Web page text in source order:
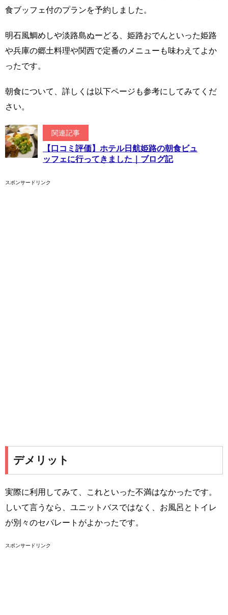
食ブッフェ付のプランを予約しました。
明石風鯛めしや淡路島ぬーどる、姫路おでんといった姫路
や兵庫の郷土料理や関西で定番のメニューも味わえてよか
ったです。
朝食について、詳しくは以下ページも参考にしてみてくだ
さい。
関連記事
【口コミ評価】ホテル日航姫路の朝食ビュ
ッフェに行ってきました｜ブログ記
スポンサードリンク
デメリット
実際に利用してみて、これといった不満はなかったです。
しいて言うなら、ユニットバスではなく、お風呂とトイレ
が別々のセパレートがよかったです。
スポンサードリンク